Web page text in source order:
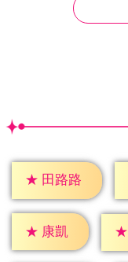
★ 田路路
★ 康凱 ★